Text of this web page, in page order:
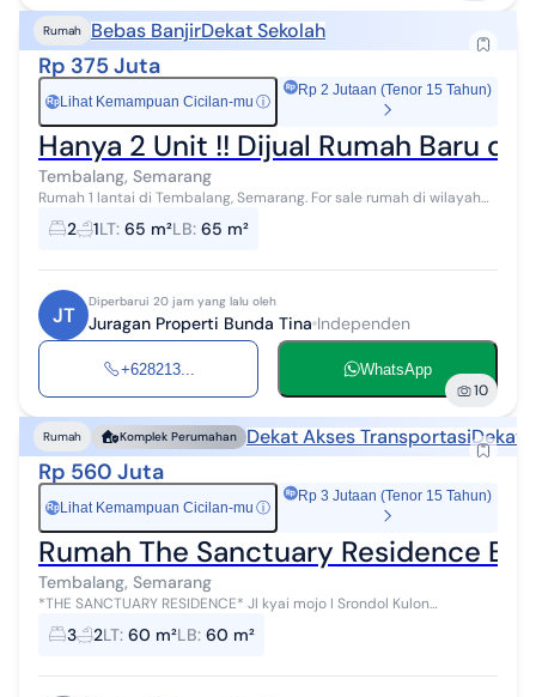
Rumah Bebas BanjirDekat Sekolah
Rp 375 Juta
Rp Lihat Kemampuan Cicilan-mu ⓘ
Rp 2 Jutaan (Tenor 15 Tahun)
Hanya 2 Unit !! Dijual Rumah Baru di
Tembalang, Semarang
Rumah 1 lantai di Tembalang, Semarang. For sale rumah di wilayah
yang tenang dengan pemandangan Lokasi di Pusat Kota. Properti 1
lantai ini berada...
2 1LT: 65 m²LB: 65 m²
JT
Diperbarui 20 jam yang lalu oleh
Juragan Properti Bunda Tina Independen
+628213... WhatsApp
10
Rumah Komplek Perumahan Dekat Akses TransportasiDekat
Rp 560 Juta
Rp Lihat Kemampuan Cicilan-mu ⓘ
Rp 3 Jutaan (Tenor 15 Tahun)
Rumah The Sanctuary Residence
Tembalang, Semarang
*THE SANCTUARY RESIDENCE* Jl kyai mojo I Srondol Kulon
Banyumanik Semarang Cluster One gate system *62 unit* Lokasi
Strategis Deket UNDIP Han...
3 2LT: 60 m²LB: 60 m²